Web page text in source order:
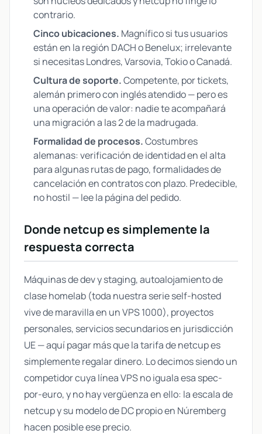
contrario.
Cinco ubicaciones. Magnífico si tus usuarios
están en la región DACH o Benelux; irrelevante
si necesitas Londres, Varsovia, Tokio o Canadá.
Cultura de soporte.Competente, por tickets,
alemán primero con inglés atendido — pero es
una operación de valor: nadie te acompañará
una migración a las 2 de la madrugada.
Formalidad de procesos.Costumbres
alemanas: verificación de identidad en el alta
para algunas rutas de pago, formalidades de
cancelación en contratos con plazo. Predecible,
no hostil — lee la página del pedido.
Donde netcup es simplemente la
respuesta correcta
Máquinas de dev y staging, autoalojamiento de
clase homelab (toda nuestra serie self-hosted
vive de maravilla en un VPS 1000), proyectos
personales, servicios secundarios en jurisdicción
UE — aquí pagar más que la tarifa de netcup es
simplemente regalar dinero. Lo decimos siendo un
competidor cuya línea VPS no iguala esa spec-
por-euro, y no hay vergüenza en ello: la escala de
netcup y su modelo de DC propio en Núremberg
hacen posible ese precio.